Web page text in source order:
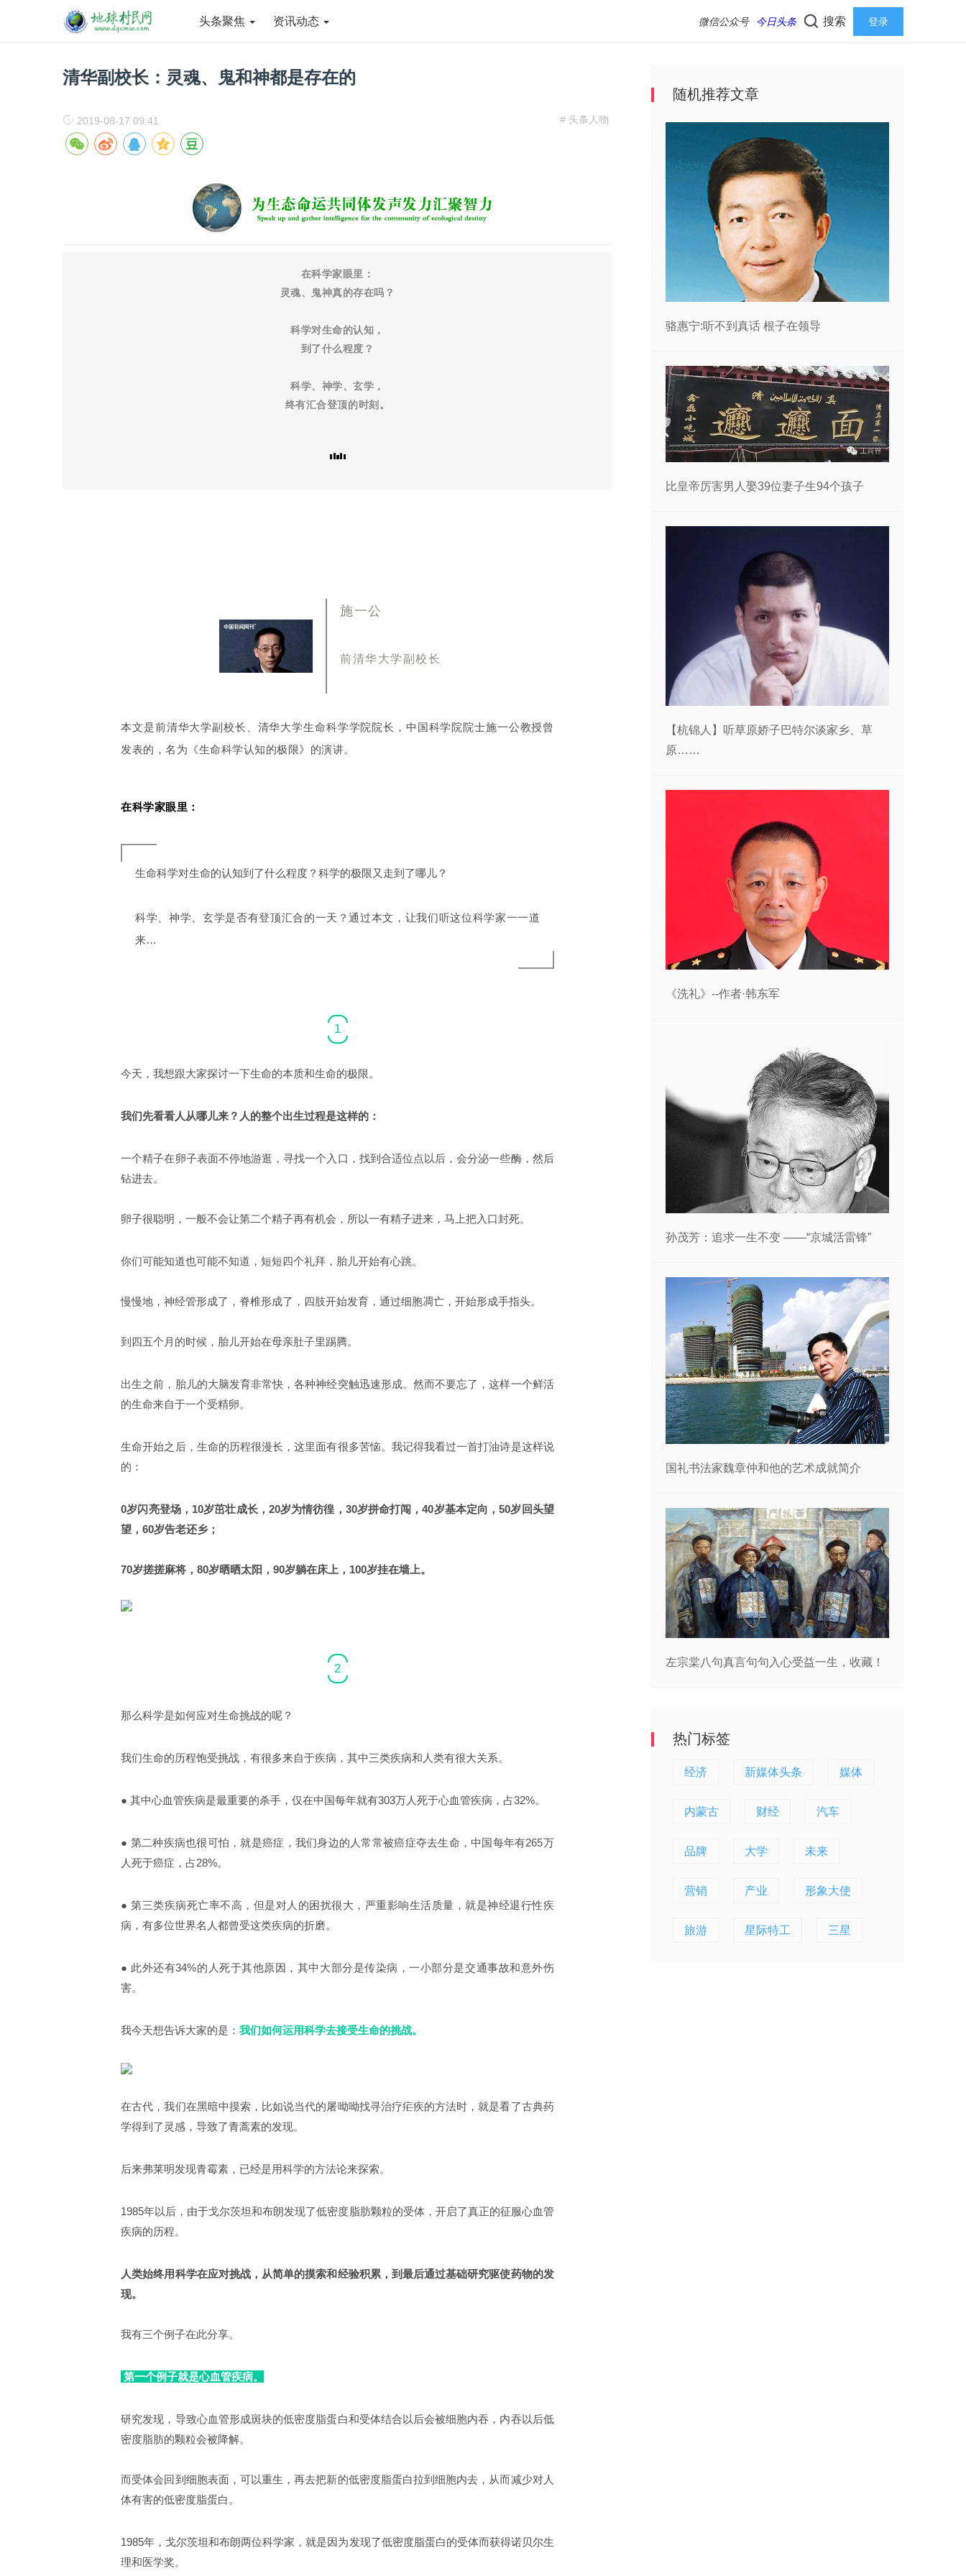
头条聚焦 资讯动态 微信公众号 今日头条 搜索 登录
清华副校长：灵魂、鬼和神都是存在的
# 头条人物
2019-08-17 09:41
在科学家眼里：
灵魂、鬼神真的存在吗？
科学对生命的认知，
到了什么程度？
科学、神学、玄学，
终有汇合登顶的时刻。
施一公
前清华大学副校长
本文是前清华大学副校长、清华大学生命科学学院院长，中国科学院院士施一公教授曾
发表的，名为《生命科学认知的极限》的演讲。
在科学家眼里：
生命科学对生命的认知到了什么程度？科学的极限又走到了哪儿？
科学、神学、玄学是否有登顶汇合的一天？通过本文，让我们听这位科学家一一道
来…
1
今天，我想跟大家探讨一下生命的本质和生命的极限。
我们先看看人从哪儿来？ 人的整个出生过程是这样的：
一个精子在卵子表面不停地游逛，寻找一个入口，找到合适位点以后，会分泌一些酶，然后
钻进去。
卵子很聪明，一般不会让第二个精子再有机会，所以一有精子进来，马上把入口封死。
你们可能知道也可能不知道，短短四个礼拜，胎儿开始有心跳。
慢慢地，神经管形成了，脊椎形成了，四肢开始发育，通过细胞凋亡，开始形成手指头。
到四五个月的时候，胎儿开始在母亲肚子里踢腾。
出生之前，胎儿的大脑发育非常快，各种神经突触迅速形成。然而不要忘了，这样一个鲜活
的生命来自于一个受精卵。
生命开始之后，生命的历程很漫长，这里面有很多苦恼。我记得我看过一首打油诗是这样说
的：
0岁闪亮登场，10岁茁壮成长，20岁为情彷徨，30岁拼命打闯，40岁基本定向，50岁回头望
望，60岁告老还乡；
70岁搓搓麻将，80岁晒晒太阳，90岁躺在床上，100岁挂在墙上。
2
那么科学是如何应对生命挑战的呢？
我们生命的历程饱受挑战，有很多来自于疾病，其中三类疾病和人类有很大关系。
● 其中心血管疾病是最重要的杀手，仅在中国每年就有303万人死于心血管疾病，占32%。
● 第二种疾病也很可怕，就是癌症，我们身边的人常常被癌症夺去生命，中国每年有265万
人死于癌症，占28%。
●第三类疾病死亡率不高，但是对人的困扰很大，严重影响生活质量，就是神经退行性疾
病，有多位世界名人都曾受这类疾病的折磨。
● 此外还有34%的人死于其他原因，其中大部分是传染病，一小部分是交通事故和意外伤
害。
我今天想告诉大家的是：我们如何运用科学去接受生命的挑战。
在古代，我们在黑暗中摸索，比如说当代的屠呦呦找寻治疗疟疾的方法时，就是看了古典药
学得到了灵感，导致了青蒿素的发现。
后来弗莱明发现青霉素，已经是用科学的方法论来探索。
1985年以后，由于戈尔茨坦和布朗发现了低密度脂肪颗粒的受体，开启了真正的征服心血管
疾病的历程。
人类始终用科学在应对挑战，从简单的摸索和经验积累，到最后通过基础研究驱使药物的发
现。
我有三个例子在此分享。
第一个例子就是心血管疾病。
研究发现，导致心血管形成斑块的低密度脂蛋白和受体结合以后会被细胞内吞，内吞以后低
密度脂肪的颗粒会被降解。
而受体会回到细胞表面，可以重生，再去把新的低密度脂蛋白拉到细胞内去，从而减少对人
体有害的低密度脂蛋白。
1985年，戈尔茨坦和布朗两位科学家，就是因为发现了低密度脂蛋白的受体而获得诺贝尔生
理和医学奖。
随机推荐文章
骆惠宁:听不到真话 根子在领导
比皇帝厉害男人娶39位妻子生94个孩子
【杭锦人】听草原娇子巴特尔谈家乡、草
原……
《洗礼》--作者·韩东军
孙茂芳：追求一生不变 ——“京城活雷锋”
国礼书法家魏章仲和他的艺术成就简介
左宗棠八句真言句句入心受益一生，收藏！
热门标签
经济 新媒体头条 媒体
内蒙古 财经 汽车
品牌 大学 未来
营销 产业 形象大使
旅游 星际特工 三星